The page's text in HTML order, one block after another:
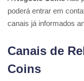
poderá entrar em
canais já informados
Canais de
Coins